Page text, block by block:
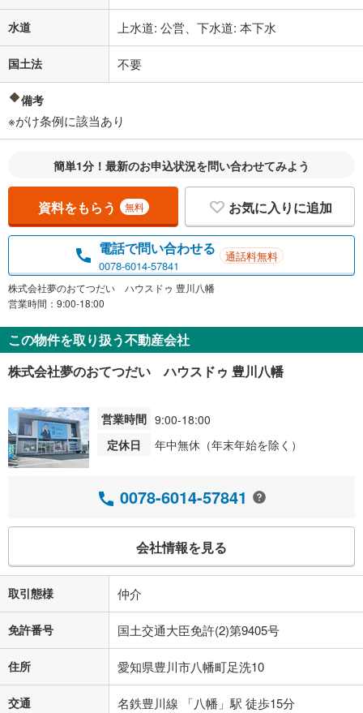
水道 上水道: 公営、下水道: 本下水
国土法 不要
備考
※がけ条例に該当あり
簡単1分！最新のお申込状況を問い合わせてみよう
資料をもらう 無料 お気に入りに追加
電話で問い合わせる
0078-6014-57841
通話料無料
株式会社夢のおてつだい ハウスドゥ 豊川八幡
営業時間：9:00-18:00
この物件を取り扱う不動産会社
株式会社夢のおてつだい ハウスドゥ 豊川八幡
営業時間 9:00-18:00
定休日
年中無休（年末年始を除く）
0078-6014-57841
会社情報を見る
取引態様 仲介
免許番号 国土交通大臣免許(2)第9405号
住所 愛知県豊川市八幡町足洗10
交通 名鉄豊川線 「八幡」駅 徒歩15分